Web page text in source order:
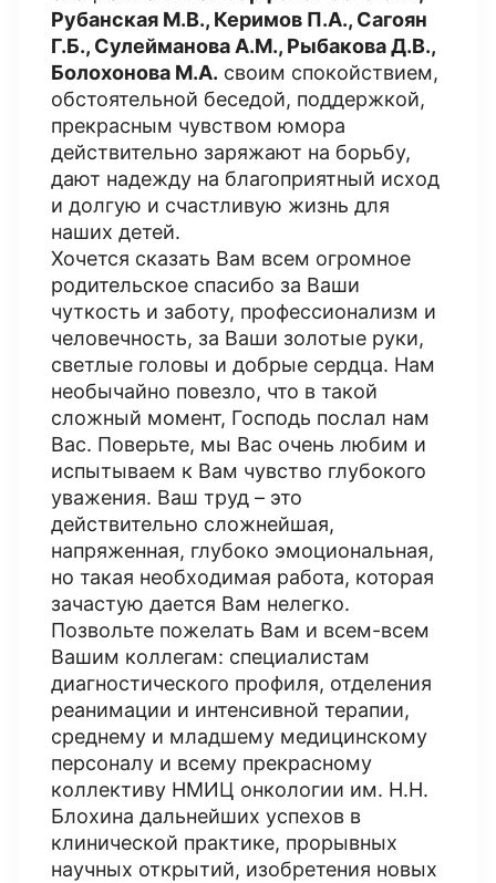
Рубанская М.В., Керимов П.А., Сагоян
Г.Б., Сулейманова А.М., Рыбакова Д.В.,
Болохонова М.А. своим спокойствием,
обстоятельной беседой, поддержкой,
прекрасным чувством юмора
действительно заряжают на борьбу,
дают надежду на благоприятный исход
и долгую и счастливую жизнь для
наших детей.
Хочется сказать Вам всем огромное
родительское спасибо за Ваши
чуткость и заботу, профессионализм и
человечность, за Ваши золотые руки,
светлые головы и добрые сердца. Нам
необычайно повезло, что в такой
сложный момент, Господь послал нам
Вас. Поверьте, мы Вас очень любим и
испытываем к Вам чувство глубокого
уважения. Ваш труд – это
действительно сложнейшая,
напряженная, глубоко эмоциональная,
но такая необходимая работа, которая
зачастую дается Вам нелегко.
Позвольте пожелать Вам и всем-всем
Вашим коллегам: специалистам
диагностического профиля, отделения
реанимации и интенсивной терапии,
среднему и младшему медицинскому
персоналу и всему прекрасному
коллективу НМИЦ онкологии им. Н.Н.
Блохина дальнейших успехов в
клинической практике, прорывных
научных открытий, изобретения новых